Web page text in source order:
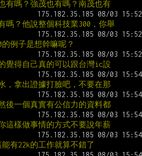
有嗎？強茂也有嗎？南茂也有
嗎？他說整個科技業300，你舉
例子是想幹嘛呢？
覺得自己真的可以跟台灣ic設
，拿出證據打臉吧，不要在那
後一個真實有公信力的資料都
這樣做事情的方式不要說年薪
有22k的工作就算不錯了